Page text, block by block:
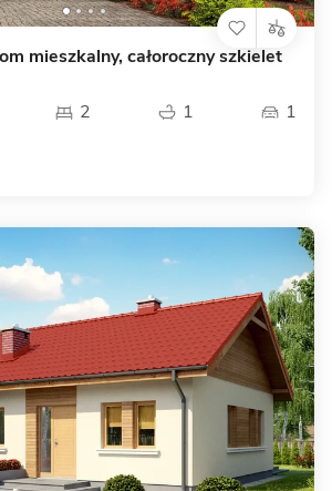
mieszkalny, całoroczny szkielet
2 1 1